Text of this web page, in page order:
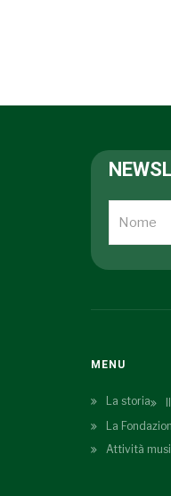
MENU
La storia
La
Attività